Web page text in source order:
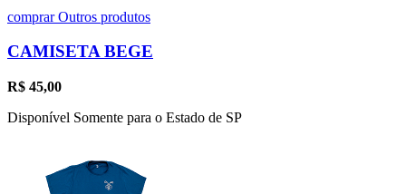
comprarOutros produtos
CAMISETA BEGE
R$ 45,00
Disponível Somente para o Estado de SP